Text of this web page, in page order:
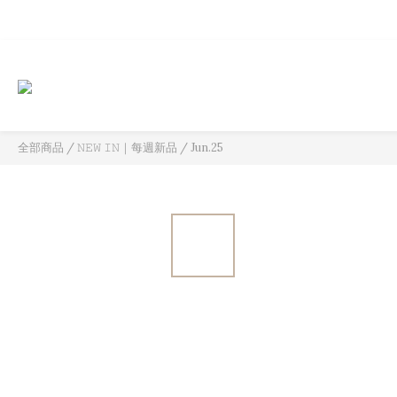
全部商品 /𝙽𝙴𝚆 𝙸𝙽｜每週新品 /Jun.25